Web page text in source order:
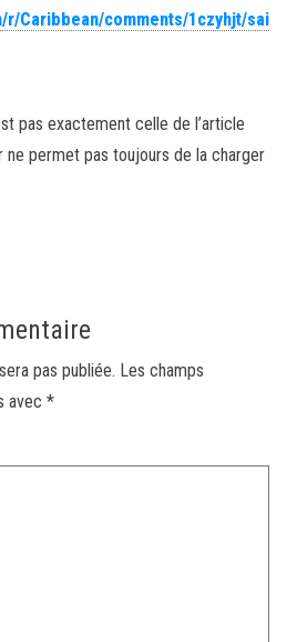
r/Caribbean/comments/1czyhjt/sai
pas exactement celle de l’article
ne permet pas toujours de la charger
pas publiée. Les champs
avec *